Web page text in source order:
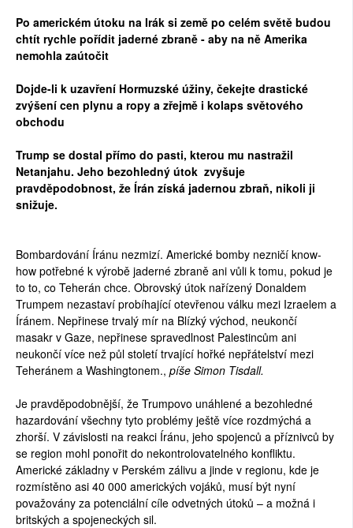
Po americkém útoku na Irák si země po celém světě budou
chtít rychle pořídit jaderné zbraně - aby na ně Amerika
nemohla zaútočit
Dojde-li k uzavření Hormuzské úžiny, čekejte drastické
zvýšení cen plynu a ropy a zřejmě i kolaps světového
obchodu
Trump se dostal přímo do pasti, kterou mu nastražil
Netanjahu. Jeho bezohledný útok zvyšuje
pravděpodobnost, že Írán získá jadernou zbraň, nikoli ji
snižuje.
Bombardování Íránu nezmizí. Americké bomby nezničí know-
how potřebné k výrobě jaderné zbraně ani vůli k tomu, pokud je
to to, co Teherán chce. Obrovský útok nařízený Donaldem
Trumpem nezastaví probíhající otevřenou válku mezi Izraelem a
Íránem. Nepřinese trvalý mír na Blízký východ, neukončí
masakr v Gaze, nepřinese spravedlnost Palestincům ani
neukončí více než půl století trvající hořké nepřátelství mezi
Teheránem a Washingtonem., píše Simon Tisdall.
Je pravděpodobnější, že Trumpovo unáhlené a bezohledné
hazardování všechny tyto problémy ještě více rozdmýchá a
zhorší. V závislosti na reakci Íránu, jeho spojenců a příznivců by
se region mohl ponořit do nekontrolovatelného konfliktu.
Americké základny v Perském zálivu a jinde v regionu, kde je
rozmístěno asi 40 000 amerických vojáků, musí být nyní
považovány za potenciální cíle odvetných útoků – a možná i
britských a spojeneckých sil.